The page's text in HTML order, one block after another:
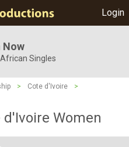
Login
Now
Singles
> Cote d'Ivoire
>
Women